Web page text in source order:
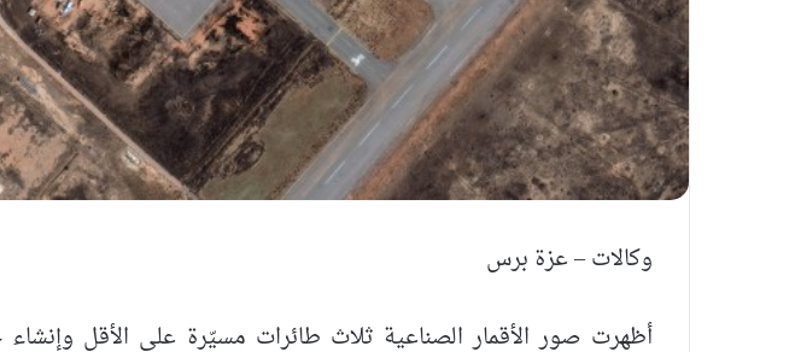
وكالات – عزة برس
أظهرت صور الأقمار الصناعية ثلاث طائرات مسيّرة على الأقل